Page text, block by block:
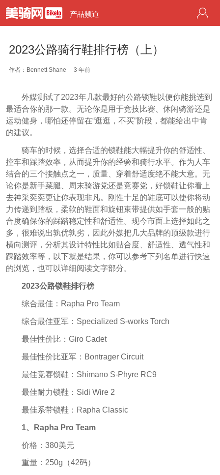
产品频道
2023公路骑行鞋排行榜（上）
作者：Bennett Shane 3 年前
外媒测试了2023年几款最好的公路锁鞋以便你能挑选到
最适合你的那一款。无论你是用于竞技比赛、休闲骑游还是
运动健身，哪怕还停留在“逛逛，不买”阶段，都能给出中肯
的建议。
骑车的时候，选择合适的锁鞋能大幅提升你的舒适性、
控车和踩踏效率，从而提升你的经验和骑行水平。作为人车
结合的三个接触点之一，质量、穿着舒适度绝不能大意。无
论你是新手菜腿、周末骑游党还是竞赛党，好锁鞋让你看上
去神采奕奕更让你表现非凡。刚性十足的鞋底可以使你将动
力传递到踏板，柔软的鞋面和旋钮束带提供如手套一般的贴
合度确保你的踩踏稳定性和舒适性。现今市面上选择如此之
多，很难说出孰优孰劣，因此外媒把几大品牌的顶级款进行
横向测评，分析其设计特性比如贴合度、舒适性、透气性和
踩踏效率等，以下就是结果，你可以参考下列名单进行快速
的浏览，也可以详细阅读文字部分。
2023公路锁鞋排行榜
综合最佳：Rapha Pro Team
综合最佳亚军：Specialized S-works Torch
最佳性价比：Giro Cadet
最佳性价比亚军：Bontrager Circuit
最佳竞赛锁鞋：Shimano S-Phyre RC9
最佳耐力锁鞋：Sidi Wire 2
最佳系带锁鞋：Rapha Classic
1、Rapha Pro Team
价格：380美元
重量：250g（42码）